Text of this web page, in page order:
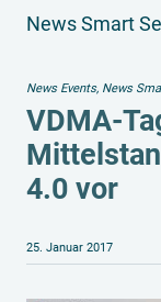
News Smart
News Events, News
VDMA-
4.0 vor
25. Januar 2017